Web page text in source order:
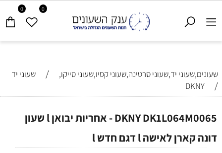
0 0
שעונים,שעוני יד,שעוני סרטינה,שעוני קסיו,שעוני סייקו, / שעוני יד
/
DKNY
DKNY DK1L064M0065 - אחריות יבואן l שעון
דונה קארן לאישה l דגם חדש l